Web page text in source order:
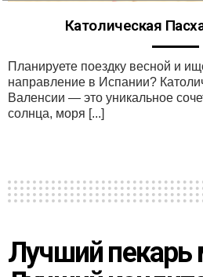
Католическая
Планируете поездку весной и
направление в Испании?
Валенсии — это уникальное
солнца, моря [...]
Лучший пекарь